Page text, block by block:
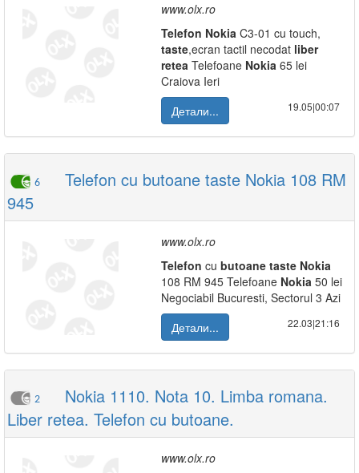
www.olx.ro
Telefon Nokia C3-01 cu touch,
taste,ecran tactil necodat liber
retea Telefoane Nokia 65 lei
Craiova Ieri
Детали...
19.05|00:07
6
Telefon cu butoane taste Nokia 108 RM
945
www.olx.ro
Telefon cu butoane taste Nokia
108 RM 945 Telefoane Nokia 50 lei
Negociabil Bucuresti, Sectorul 3 Azi
Детали...
22.03|21:16
2
Nokia 1110. Nota 10. Limba romana.
Liber retea. Telefon cu butoane.
www.olx.ro